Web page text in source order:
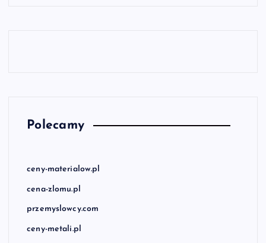
Polecamy
ceny-materialow.pl
cena-zlomu.pl
przemyslowcy.com
ceny-metali.pl